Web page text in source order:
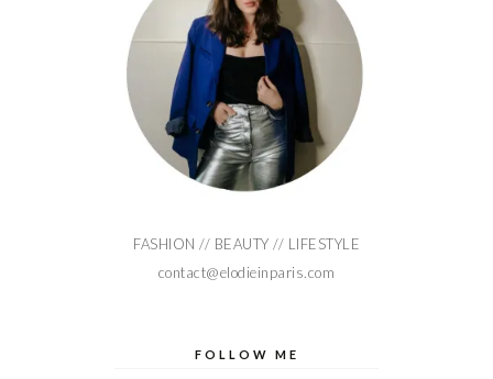
FASHION // BEAUTY // LIFESTYLE
contact@elodieinparis.com
FOLLOW ME